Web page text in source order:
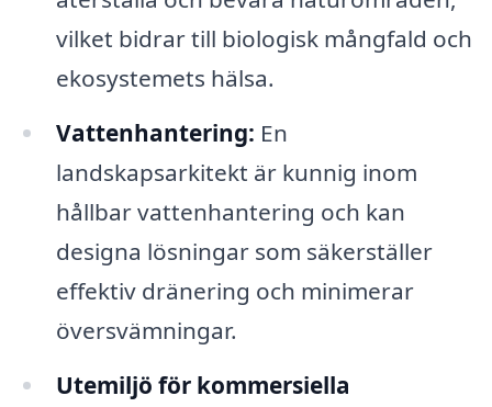
vilket bidrar till biologisk mångfald och
ekosystemets hälsa.
Vattenhantering: En
landskapsarkitekt är kunnig inom
hållbar vattenhantering och kan
designa lösningar som säkerställer
effektiv dränering och minimerar
översvämningar.
Utemiljö för kommersiella